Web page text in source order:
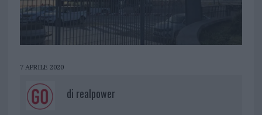
7 APRILE 2020
di realpower